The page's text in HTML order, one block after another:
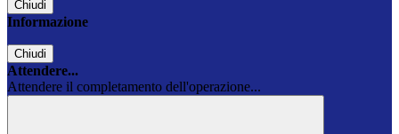
Chiudi
Informazione
Chiudi
Attendere...
Attendere il completamento dell'operazione...